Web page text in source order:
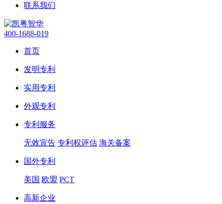
联系我们
400-1688-019
首页
发明专利
实用专利
外观专利
专利服务
无效宣告 专利权评估 海关备案
国外专利
美国 欧盟 PCT
高新企业